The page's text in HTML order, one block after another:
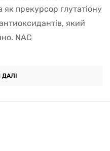
як прекурсор глутатіону
який
NAC
навантажень.
роботи в умовах
великої кількості